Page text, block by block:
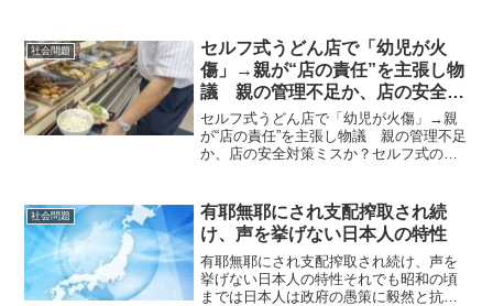
を受け、警察庁が、７５歳以上によるＡ
ＴＭ（現金自動預け払い機）...
社会問題
セルフ式うどん店で「幼児が火
傷」→親が“店の責任”を主張し物
議 親の管理不足か、店の安全対
策ミスか？
セルフ式うどん店で「幼児が火傷」→親
が“店の責任”を主張し物議 親の管理不足
か、店の安全対策ミスか？セルフ式の場
傷Threadsでセルフ式うどん店の投稿が話
題になっていま...
社会問題
有耶無耶にされ支配搾取され続
け、声を挙げない日本人の特性
有耶無耶にされ支配搾取され続け、声を
挙げない日本人の特性それでも昭和の頃
までは日本人は政府の愚策に毅然と抗議